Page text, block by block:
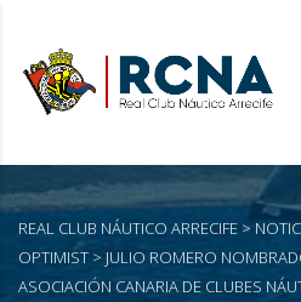
REAL CLUB NÁUTICO ARRECIFE >
OPTIMIST > JULIO ROMERO
ASOCIACIÓN CANARIA DE CLUBES